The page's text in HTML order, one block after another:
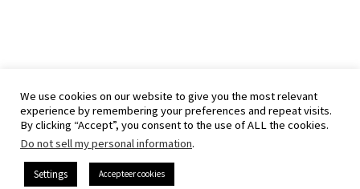
(C) KFC Hamont 99 - Alle rechten voorbehouden
Proudly powered by WordPress
News byCandid Themes
We use cookies on our website to give you the most relevant
experience by remembering your preferences and repeat visits.
By clicking “Accept”, you consent to the use of ALL the cookies.
Do not sell my personal information.
Settings Accepteer cookies